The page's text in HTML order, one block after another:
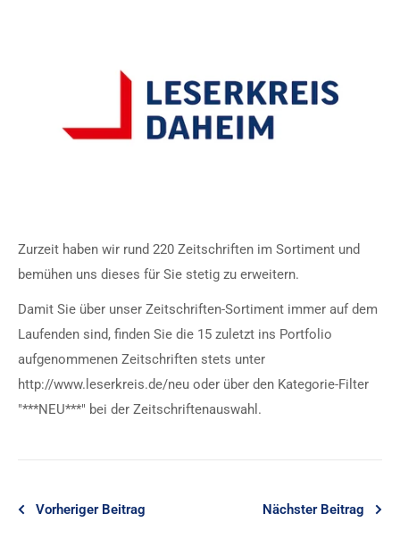
Zurzeit haben wir rund 220 Zeitschriften im Sortiment und
bemühen uns dieses für Sie stetig zu erweitern.
Damit Sie über unser Zeitschriften-Sortiment immer auf dem
Laufenden sind, finden Sie die 15 zuletzt ins Portfolio
aufgenommenen Zeitschriften stets unter
http://www.leserkreis.de/neu oder über den Kategorie-Filter
"***NEU***" bei der Zeitschriftenauswahl.
Vorheriger Beitrag Nächster Beitrag